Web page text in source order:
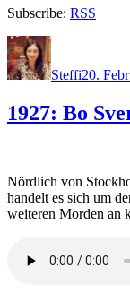
Subscribe: RSS
Autor
Steffi20.
1927: Bo
Nördlich von
handelt es sich um
weiteren Morden an